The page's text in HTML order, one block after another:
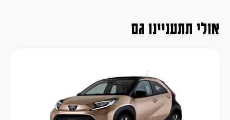
אולי תתעניינו גם